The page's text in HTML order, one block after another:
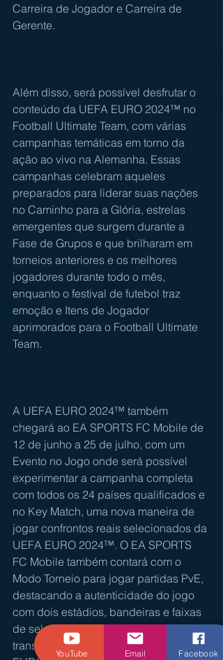
Carreira de Jogador e Carreira de
Gerente.
Além disso, será possível desfrutar o
conteúdo da UEFA EURO 2024™ no
Football Ultimate Team, com várias
campanhas temáticas em torno da
ação ao vivo na Alemanha. Essas
campanhas celebram aqueles
preparados para liderar suas nações
no Caminho para a Glória, estrelas
emergentes que surgem durante a
Fase de Grupos e que brilharam em
torneios anteriores e os melhores
jogadores durante todo o mês,
enquanto o festival de futebol traz
emoção e Itens de Jogador
aprimorados para o Football Ultimate
Team.
A UEFA EURO 2024™ também
chegará ao EA SPORTS FC Mobile de
12 de junho a 25 de julho, com um
Evento no Jogo onde será possível
experimentar a campanha completa
com todos os 24 países qualificados e
no Key Match, uma nova maneira de
jogar confrontos reais selecionados da
UEFA EURO 2024™. O EA SPORTS
FC Mobile também contará com o
Modo Torneio para jogar partidas PvE,
destacando a autenticidade do jogo
com dois estádios, bandeiras e faixas
de seleções nacionais, transições de
transmissão e a música da UEFA
YouTube Email Facebook